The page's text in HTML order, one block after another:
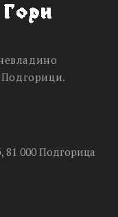
Подгорици.
81 000 Подгорица